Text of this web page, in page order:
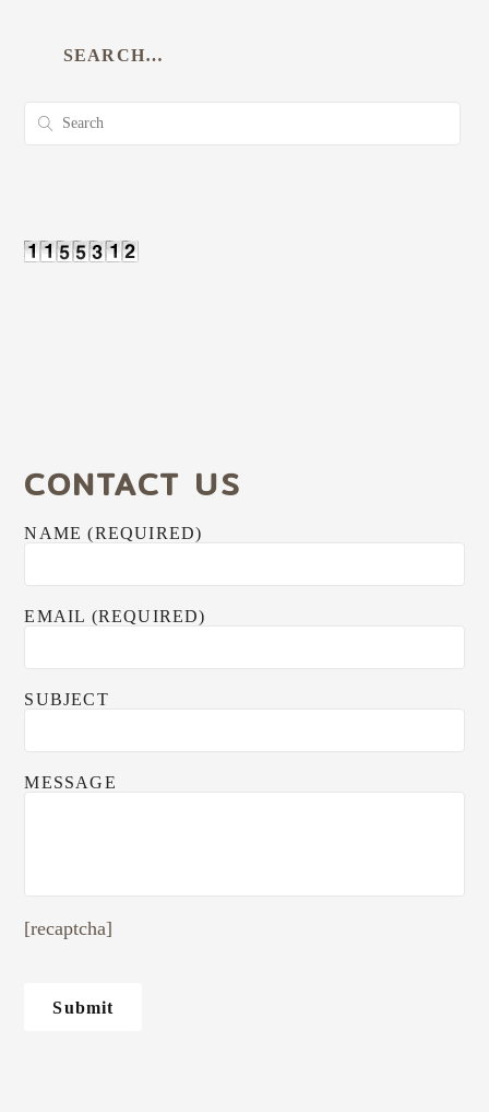
SEARCH…
CONTACT US
NAME (REQUIRED)
EMAIL (REQUIRED)
SUBJECT
MESSAGE
[recaptcha]